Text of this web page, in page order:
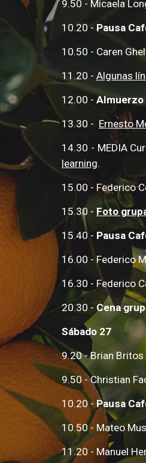
9.50 - Micaela
10.20 - Pausa
10.50 - Caren
11.20 - Algunas
12.00 - Almuerzo
13.30 - Ernesto
14.30 - MEDIA
learning.
15.00 - Federico
15.30 - Foto
15.40 - Pausa
16.00 - Federico
16.30 - Federico
20.30 - Cena
Sábado 27
9.20 -Brian
9.50 -Christian
10.20 -Pausa
10.50 - Mateo Mus
11.20 - Manuel